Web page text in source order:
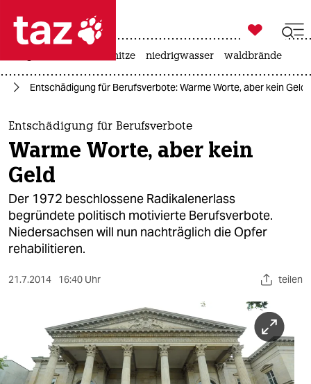
 taz zahl ich
taz zahl ich
themen
politik
öko
gesellschaft
kultur
sport
wahrheit

taz zahl ich
hitze niedrigwasser waldbrände
Entschädigung für Berufsverbote: Warme Worte, aber kein Geld
Entschädigung für Berufsverbote
Warme Worte, aber kein
Geld
Der 1972 beschlossene Radikalenerlass
begründete politisch motivierte Berufsverbote.
Niedersachsen will nun nachträglich die Opfer
rehabilitieren.
21.7.2014 16:40 Uhr teilen